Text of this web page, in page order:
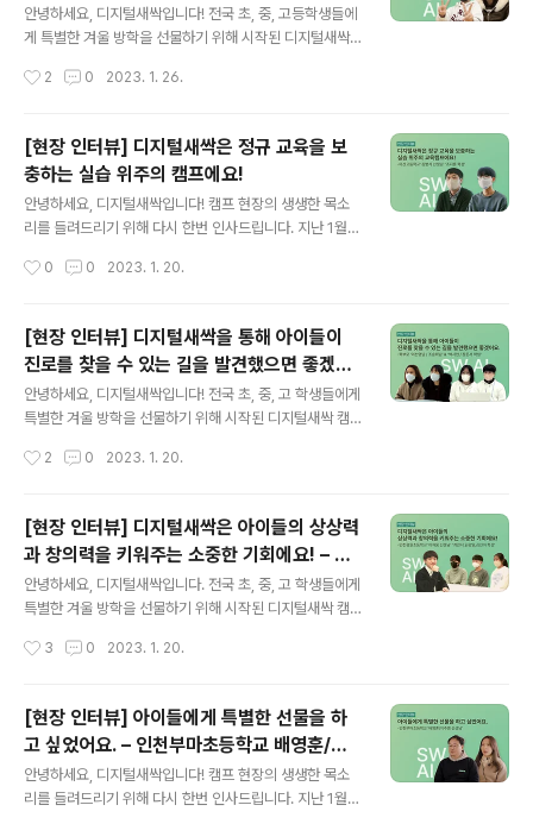
엄 글로랑) 지축초등학교 디지털새싹 교육캠프 현장 인터
뷰] 주입식 교육보다 [어썸스쿨(컨소시엄 글로랑) 지축초
다는 학생들이 ... blog.naver.com
안녕하세요, 디지털새싹입니다! 전국 초, 중, 고등학생들에
게 특별한 겨울 방학을 선물하기 위해 시작된 디지털새싹
국에서 활발하게 진행되고 있습니다! 실제 캠프 현장의 생
여한 학교 관계자, 학생, 학부모님의 인터뷰를 소개합니다.
지난 1월 17일, 가천대학교에서 진행하는 집합형 프로그램
'아두이노로 식물 키워봐요!’ 와 ‘엔트리로 자동 자동차 코
딩해 봐요!’ 현장을 다녀왔어요! 가천대학교 디지털새싹 캠
프에 참여한 학생들과 학부모님들의 인터뷰 함께 읽어봐
기 계발의 원동력으로 삼겠다는 윤필영, 최현호 학생의 인
2 0 2023. 1. 26.
[현장 인터뷰] 디지털새싹은 정규 교육을 보
충하는 실습 위주의 캠프에요!
안녕하세요, 디지털새싹입니다! 캠프 현장의 생생한 목소
리를 들려드리기 위해 다시 한번 인사드립니다. 지난 1월 1
집합형 캠프 "인공지능 스피커" 캠프가 진행되었는데요. 오
교 김병식 선생님과 조지훈 학생의 인터뷰를 준비했습니
다. 아산고등학교 프로그래밍 동아리 '인크루트'에서 지도
교사 김병식 선생님의 지휘아래 모두 함께 디지털새싹 캠
프에 참여하게 되었다고 하는데요. 자세한 내용은 아래 영
상을 통해 확인해 보시죠! 아산고등학교의 김병식 선생님,
친숙한 형태로 다가가 소프트웨어·인공지능에 흥미를 가질
0 0 2023. 1. 20.
[현장 인터뷰] 디지털새싹을 통해 아이들이
진로를 찾을 수 있는 길을 발견했으면 좋겠어
요 – 학부모 이선영/조승희님, 박시현/장준서
학생-
안녕하세요, 디지털새싹입니다! 전국 초, 중, 고 학생들에게
특별한 겨울 방학을 선물하기 위해 시작된 디지털새싹 캠
에서 활발하게 진행되고 있습니다! 실제 캠프 현장의 생생
한 학교 관계자, 학생, 학부모님의 인터뷰를 소개해드리려
합니다. 지난 1월 11일, 화성 YBM 연수원에서 맘이랜서의
집합형 프로그램 ‘SW.AI 사이언스 챌린지 해커톤’의 첫번
째 캠프가 시작되었어요! 맘이랜서 디지털새싹 캠프에 참
여한 학생들과 학부모님들의 인터뷰 지금 바로 만나볼까
새싹 캠프를 통해 진로나 새로운 관심사를 발견하기를 바
2 0 2023. 1. 20.
[현장 인터뷰] 디지털새싹은 아이들의 상상력
과 창의력을 키워주는 소중한 기회에요! – 이
재웅 선생님, 최민서/김강일/김민아 학생-
안녕하세요, 디지털새싹입니다. 전국 초, 중, 고 학생들에게
특별한 겨울 방학을 선물하기 위해 시작된 디지털새싹 캠
의 운영기관에서 준비한 다양한 캠프들이 전국에서 활발하
소리 또한 궁금하셨을 여러분들을 위해 캠프에 참여한 학
교 관계자, 학생들의 인터뷰를 담아왔어요. 지난 1월 10일,
인천경원초등학교에서는 공주교육대학교의 방문형 프로그
램 "만들면서 배우는 로봇코딩 교실"이 진행됐는데요. 인천
경원초등학교 이재웅 선생님, 최민서 학생, 김강일 학생, 김
3 0 2023. 1. 20.
[현장 인터뷰] 아이들에게 특별한 선물을 하
고 싶었어요. – 인천부마초등학교 배영훈/이
주영 선생님
안녕하세요, 디지털새싹입니다! 캠프 현장의 생생한 목소
리를 들려드리기 위해 다시 한번 인사드립니다. 지난 1월 6